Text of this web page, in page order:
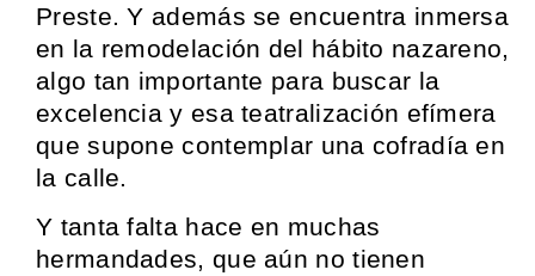
Preste. Y además se encuentra inmersa
en la remodelación del hábito nazareno,
algo tan importante para buscar la
excelencia y esa teatralización efímera
que supone contemplar una cofradía en
la calle.
Y tanta falta hace en muchas
hermandades, que aún no tienen